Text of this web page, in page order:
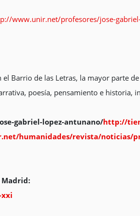
www.unir.net/profesores/jose-
el Barrio de las Letras, la mayor parte
poesía, pensamiento e
gabriel-lopez-antunano/http://
humanidades/revista/noticias/
Madrid:
xxi